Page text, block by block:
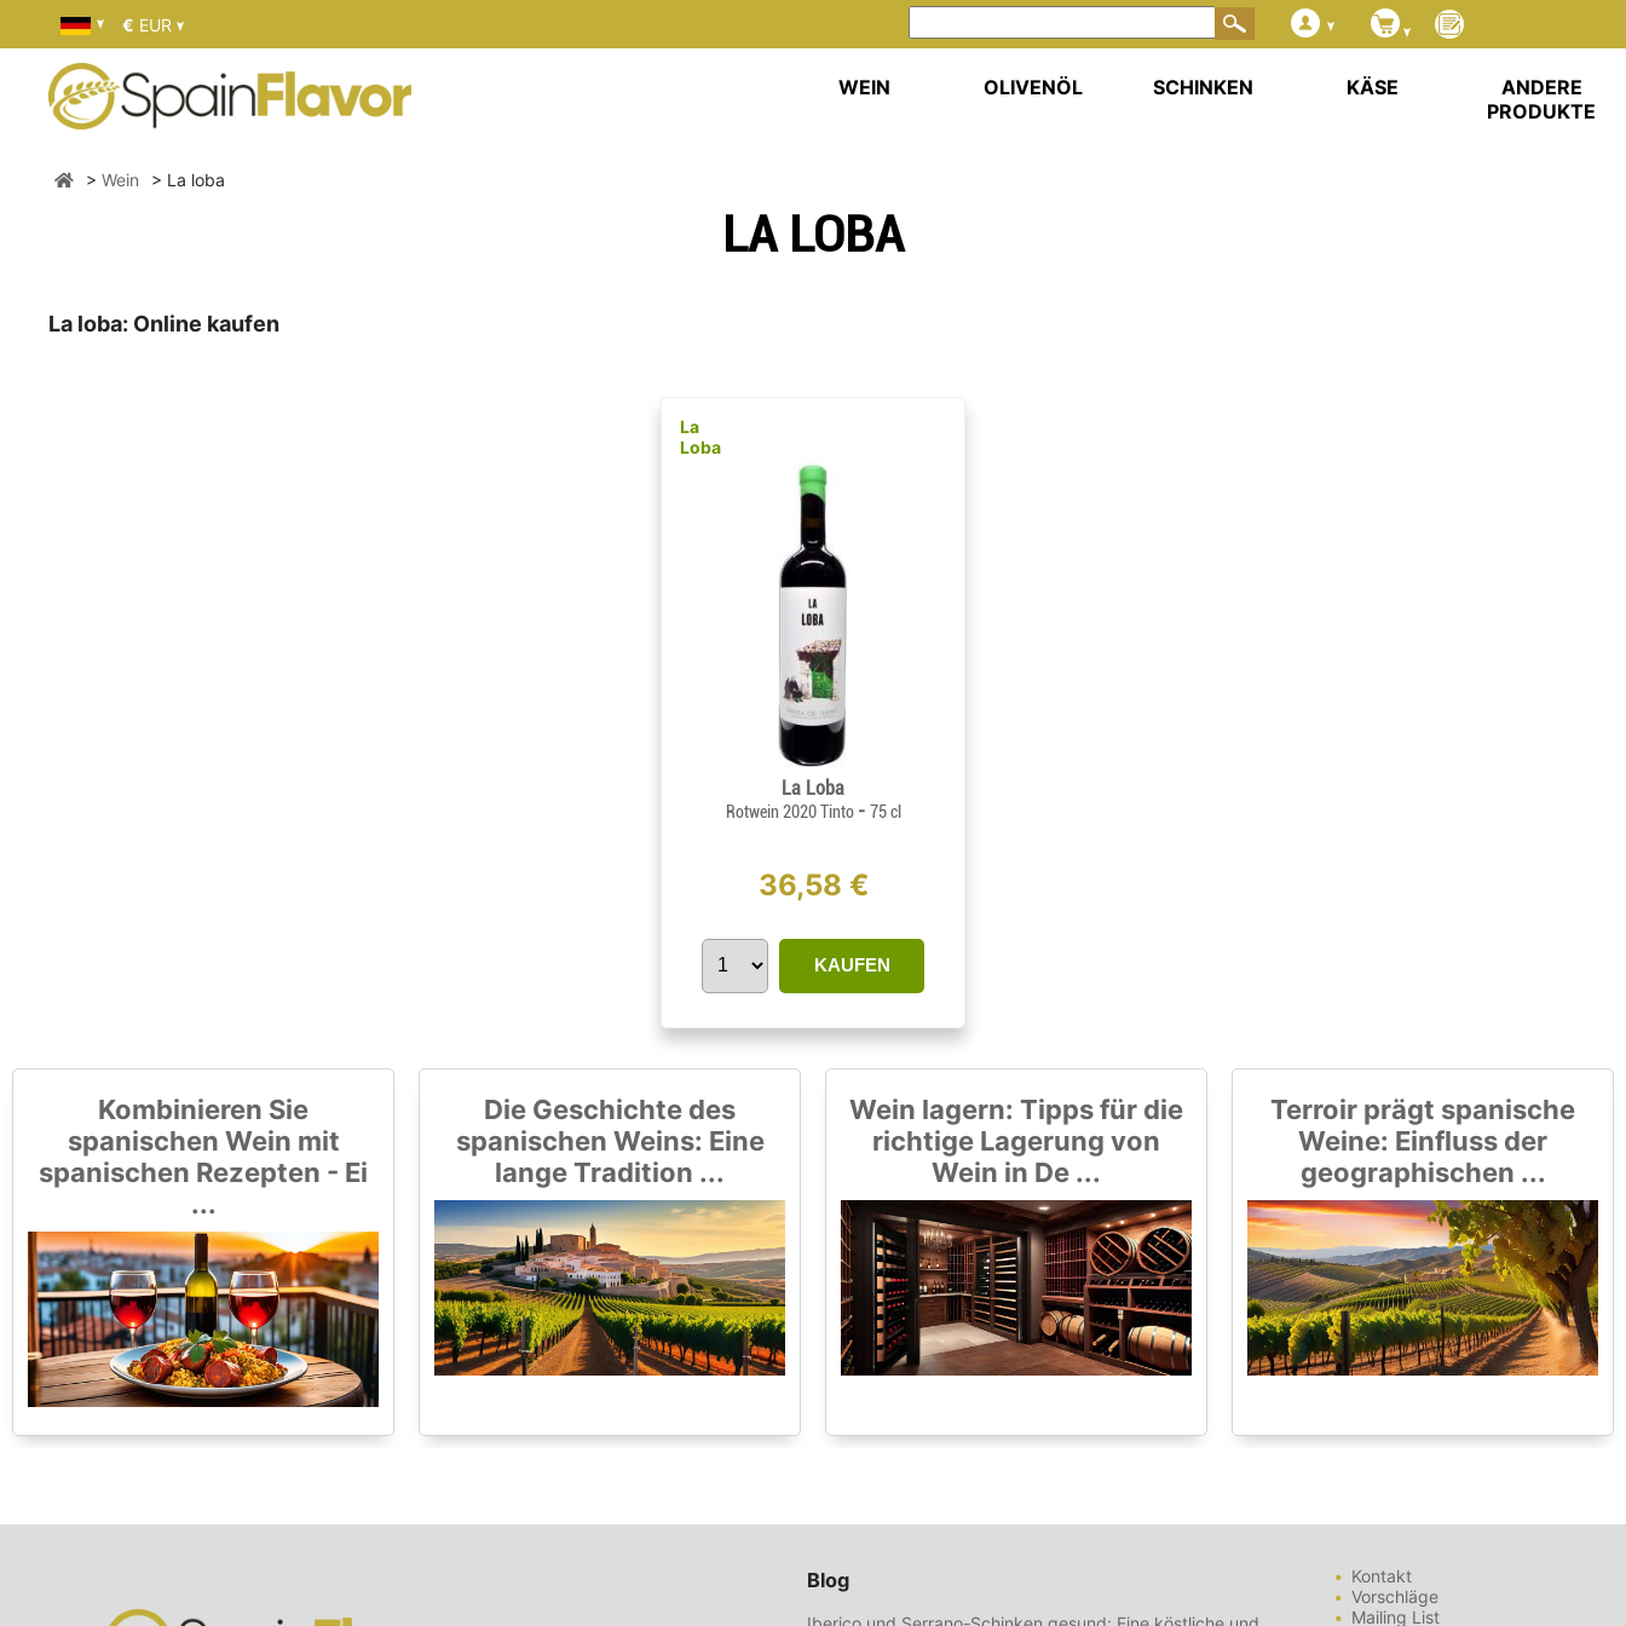
LA LOBA
La loba: Online kaufen
La
Loba
La Loba
Rotwein 2020 Tinto - 75 cl
36,58 €
KAUFEN
Kombinieren Sie
spanischen Wein mit
spanischen Rezepten - Ei
...
Die Geschichte des
spanischen Weins: Eine
lange Tradition ...
Wein lagern: Tipps für die
richtige Lagerung von
Wein in De ...
Terroir prägt spanische
Weine: Einfluss der
geographischen ...
€ EUR
WEIN OLIVENÖL SCHINKEN KÄSE
ANDERE
PRODUKTE
Wein La loba
Blog
Kontakt
Vorschläge
Mailing List